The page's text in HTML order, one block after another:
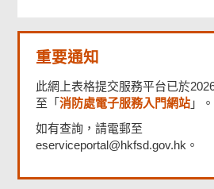
重要通知
此網上表格提交服務平台已於
至「消防處電子服務入門網站 」。
如有查詢，請電郵至
eserviceportal@hkfsd.gov.hk。